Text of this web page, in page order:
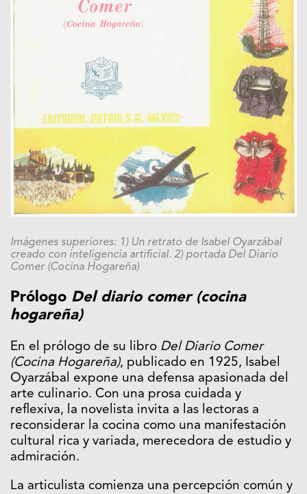
Imágenes superiores: 1) Un retrato de Isabel Oyarzábal
creado con inteligencia artificial. 2) portada Del Diario
Comer (Cocina Hogareña)
Prólogo Del diario comer (cocina
hogareña)
En el prólogo de su libro Del Diario Comer
(Cocina Hogareña), publicado en 1925, Isabel
Oyarzábal expone una defensa apasionada del
arte culinario. Con una prosa cuidada y
reflexiva, la novelista invita a las lectoras a
reconsiderar la cocina como una manifestación
cultural rica y variada, merecedora de estudio y
admiración.
La articulista comienza una percepción común y